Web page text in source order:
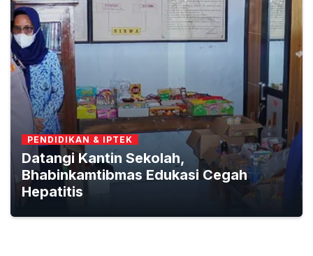
PENDIDIKAN & IPTEK
Datangi Kantin Sekolah,
Bhabinkamtibmas Edukasi Cegah
Hepatitis